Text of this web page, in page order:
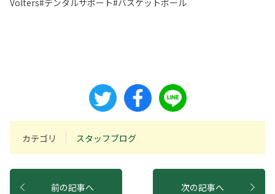
Volters#デンタルサポート#バスケットボール
カテゴリ スタッフブログ
前の記事へ 次の記事へ